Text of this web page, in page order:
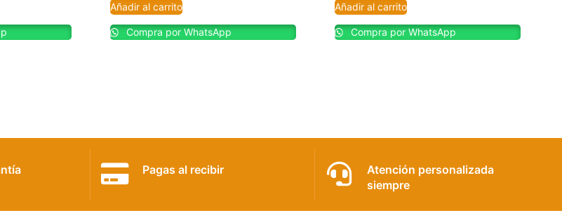
Añadir al carrito
Compra por WhatsApp
Añadir al carrito
Compra por WhatsApp
Pagas al recibir
Atención personalizada
siempre